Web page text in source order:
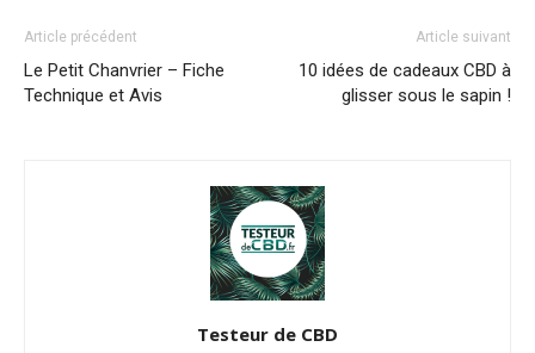
Article précédent
Le Petit Chanvrier – Fiche
Technique et Avis
Article suivant
10 idées de cadeaux CBD à
glisser sous le sapin !
Testeur de CBD